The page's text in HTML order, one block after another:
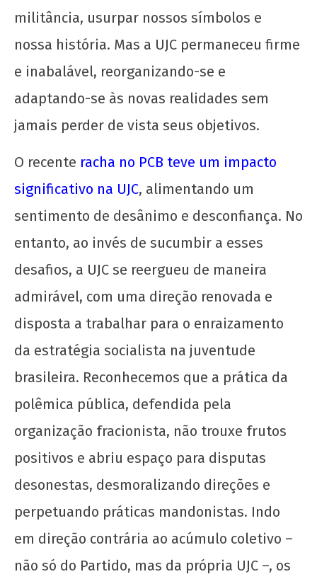
UJC, 99 anos!
1 de
agosto
de
2024
CN
UJC
Solidariedade ao movimento estudantil do
1 de
agosto
2024
CN
UJC
e os Restaurantes Universitários
1 de
militância, usurpar nossos símbolos e
nossa história. Mas a UJC permaneceu firme
e inabalável, reorganizando-se e
adaptando-se às novas realidades sem
jamais perder de vista seus objetivos.
O recente racha no PCB teve um impacto
significativo na UJC, alimentando um
sentimento de desânimo e desconfiança. No
entanto, ao invés de sucumbir a esses
desafios, a UJC se reergueu de maneira
admirável, com uma direção renovada e
disposta a trabalhar para o enraizamento
da estratégia socialista na juventude
brasileira. Reconhecemos que a prática da
polêmica pública, defendida pela
organização fracionista, não trouxe frutos
positivos e abriu espaço para disputas
desonestas, desmoralizando direções e
perpetuando práticas mandonistas. Indo
em direção contrária ao acúmulo coletivo –
não só do Partido, mas da própria UJC –, os